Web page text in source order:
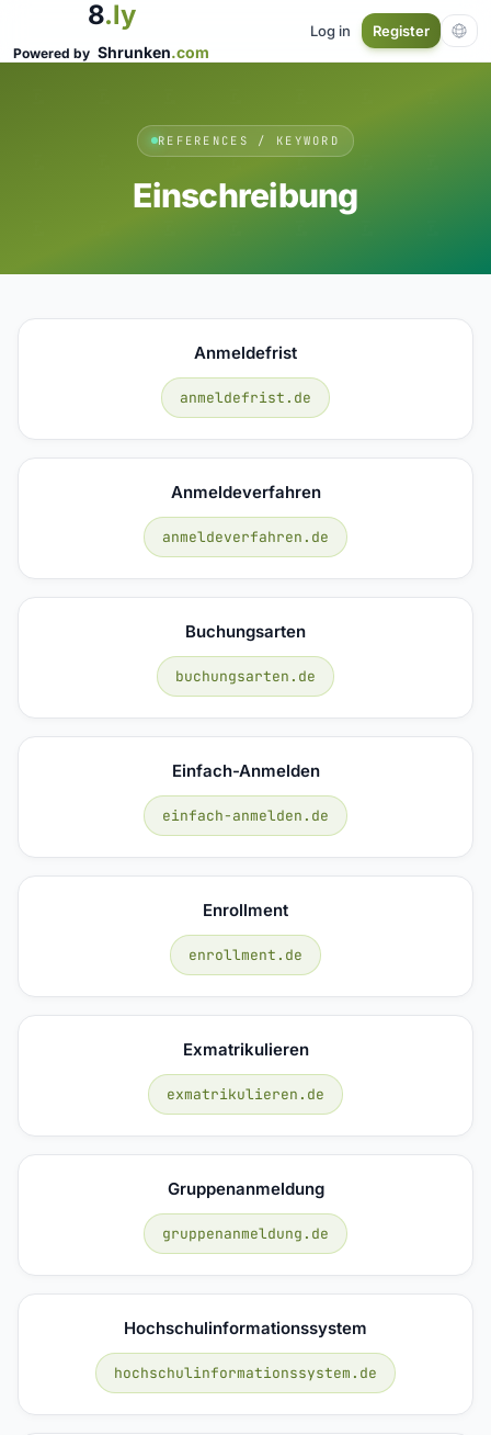
8.ly
Powered by Shrunken.com
Log in Register
REFERENCES / KEYWORD
Einschreibung
Anmeldefrist
anmeldefrist.de
Anmeldeverfahren
anmeldeverfahren.de
Buchungsarten
buchungsarten.de
Einfach-Anmelden
einfach-anmelden.de
Enrollment
enrollment.de
Exmatrikulieren
exmatrikulieren.de
Gruppenanmeldung
gruppenanmeldung.de
Hochschulinformationssystem
hochschulinformationssystem.de